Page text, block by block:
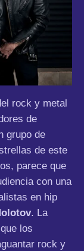
rock y metal
de
grupo de
de este
parece que
con una
en hip
. La
los
rock y